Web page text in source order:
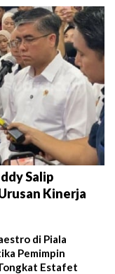
Salip
Kinerja
di Piala
Pemimpin
Estafet